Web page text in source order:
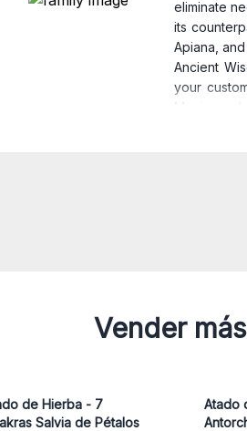
eliminate
its
Apiana,
Ancient
your
Mexico,
leaves
Attract
Sticks today!
Vender
de Hierba - 7
Salvia de Pétalos
Atado